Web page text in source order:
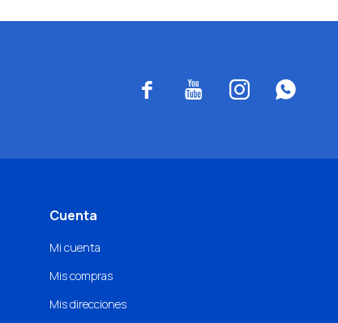
   
Cuenta
Mi cuenta
Mis compras
Mis direcciones